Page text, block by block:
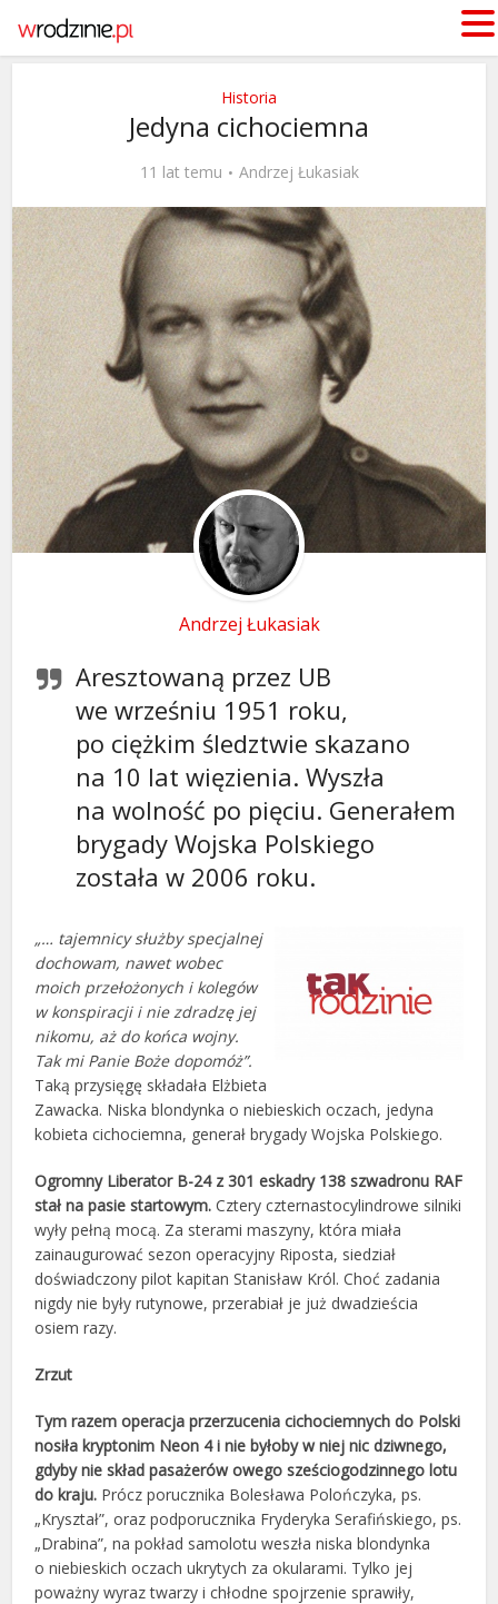
Historia
Jedyna cichociemna
11 lat temu Andrzej Łukasiak
Andrzej Łukasiak
Aresztowaną przez UB
we wrześniu 1951 roku,
po ciężkim śledztwie skazano
na 10 lat wię­zienia. Wyszła
na wolność po pięciu. Generałem
brygady Wojska Polskiego
została w 2006 roku.
„… tajemnicy służby specjalnej
dochowam, nawet wobec
moich przełożonych i kolegów
w konspiracji i nie zdra­dzę jej
nikomu, aż do końca wojny.
Tak mi Panie Boże dopomóż”.
Taką przysięgę składała Elżbieta
Zawacka. Niska blondynka o niebieskich oczach, jedyna
kobieta cichociem­na, generał brygady Wojska Polskiego.
Ogromny Liberator B-24 z 301 eskadry 138 szwadronu RAF
stał na pasie startowym.Cztery czternastocylindro­we silniki
wyły pełną mocą. Za sterami maszyny, która miała
zainaugurować sezon operacyjny Riposta, siedział
doświadczony pilot kapitan Stanisław Król. Choć zadania
nigdy nie były rutynowe, przerabiał je już dwadzieścia
osiem razy.
Zrzut
Tym razem operacja przerzucenia cichociemnych do Polski
nosiła kryptonim Neon 4 i nie byłoby w niej nic dziwnego,
gdyby nie skład pasażerów owego sześciogodzinnego lotu
do kraju. Prócz porucznika Bolesława Po­lończyka, ps.
„Kryształ”, oraz podporucznika Fryderyka Serafińskiego, ps.
„Drabina”, na pokład samolotu we­szła niska blondynka
o niebieskich oczach ukrytych za okularami. Tylko jej
poważny wyraz twarzy i chłodne spoj­rzenie sprawiły,